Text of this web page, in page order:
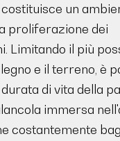
un
proliferazione dei
Limitando il più
e il terreno, è
di vita della
immersa
costantemente